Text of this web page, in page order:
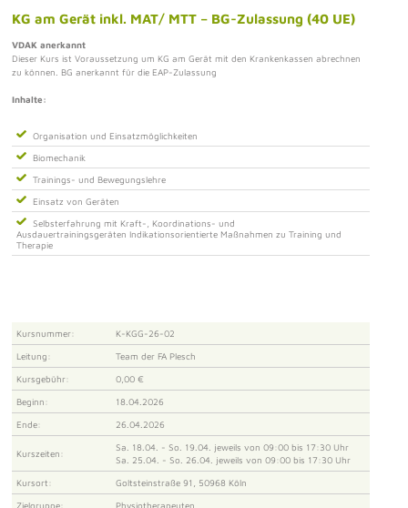
KG am Gerät inkl. MAT/ MTT – BG-Zulassung (40 UE)
VDAK anerkannt
Dieser Kurs ist Voraussetzung um KG am Gerät mit den Krankenkassen abrechnen
zu können. BG anerkannt für die EAP-Zulassung
Inhalte:
Organisation und Einsatzmöglichkeiten
Biomechanik
Trainings- und Bewegungslehre
Einsatz von Geräten
Selbsterfahrung mit Kraft-, Koordinations- und
Ausdauertrainingsgeräten Indikationsorientierte Maßnahmen zu Training und
Therapie
Kursnummer: K-KGG-26-02
Leitung: Team der FA Plesch
Kursgebühr: 0,00 €
Beginn: 18.04.2026
Ende: 26.04.2026
Kurszeiten:
Sa. 18.04. - So. 19.04. jeweils von 09:00 bis 17:30 Uhr
Sa. 25.04. - So. 26.04. jeweils von 09:00 bis 17:30 Uhr
Kursort: Goltsteinstraße 91, 50968 Köln
Zielgruppe: Physiotherapeuten